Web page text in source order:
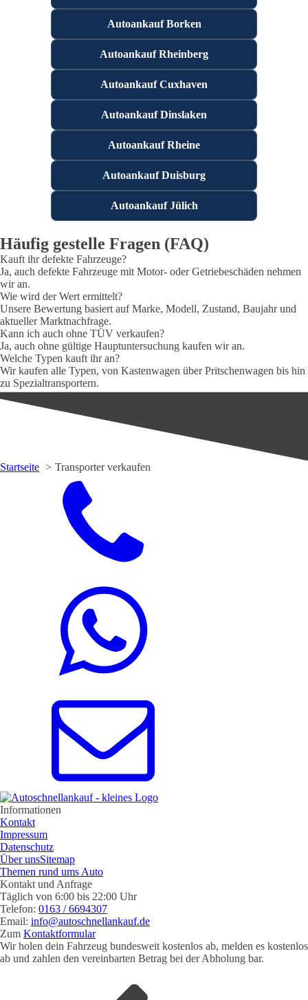
Autoankauf Borken
Autoankauf Rheinberg
Autoankauf Cuxhaven
Autoankauf Dinslaken
Autoankauf Rheine
Autoankauf Duisburg
Autoankauf Jülich
Häufig gestelle Fragen (FAQ)
Kauft ihr defekte Fahrzeuge?
Ja, auch defekte Fahrzeuge mit Motor- oder Getriebeschäden nehmen
wir an.
Wie wird der Wert ermittelt?
Unsere Bewertung basiert auf Marke, Modell, Zustand, Baujahr und
aktueller Marktnachfrage.
Kann ich auch ohne TÜV verkaufen?
Ja, auch ohne gültige Hauptuntersuchung kaufen wir an.
Welche Typen kauft ihr an?
Wir kaufen alle Typen, von Kastenwagen über Pritschenwagen bis hin
zu Spezialtransportern.
Startseite Transporter verkaufen
Informationen
Kontakt
Impressum
Datenschutz
Über unsSitemap
Themen rund ums Auto
Kontakt und Anfrage
Täglich von 6:00 bis 22:00 Uhr
Telefon: 0163 / 6694307
Email: info@autoschnellankauf.de
Zum Kontaktformular
Wir holen dein Fahrzeug bundesweit kostenlos ab, melden es kostenlos
ab und zahlen den vereinbarten Betrag bei der Abholung bar.